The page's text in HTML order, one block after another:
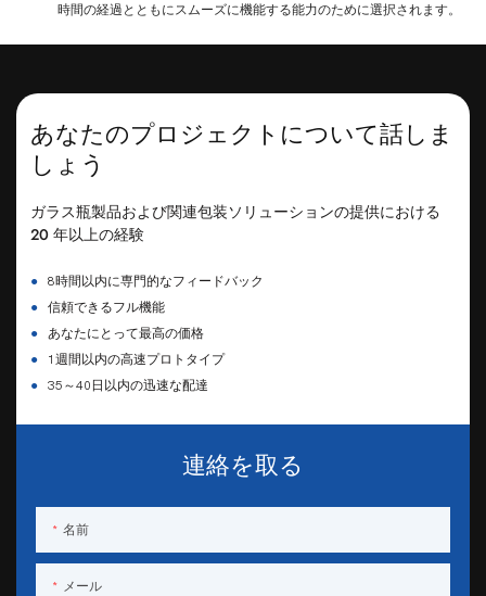
時間の経過とともにスムーズに機能する能力のために選択されます。
あなたのプロジェクトについて話しま
しょう
ガラス瓶製品および関連包装ソリューションの提供における
20 年以上の経験
●
8時間以内に専門的なフィードバック
●
信頼できるフル機能
●
あなたにとって最高の価格
●
1週間以内の高速プロトタイプ
●
35～40日以内の迅速な配達
連絡を取る
名前
メール